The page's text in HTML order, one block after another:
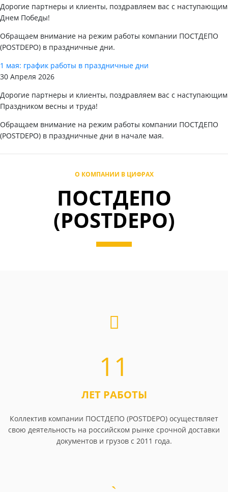
Дорогие партнеры и клиенты, поздравляем вас с наступающим
Днем Победы!
Обращаем внимание на режим работы компании ПОСТДЕПО
(POSTDEPO) в праздничные дни.
1 мая: график работы в праздничные дни
30 Апреля 2026
Дорогие партнеры и клиенты, поздравляем вас с наступающим
Праздником весны и труда!
Обращаем внимание на режим работы компании ПОСТДЕПО
(POSTDEPO) в праздничные дни в начале мая.
О КОМПАНИИ В ЦИФРАХ
ПОСТДЕПО
(POSTDEPO)
11
ЛЕТ РАБОТЫ
Коллектив компании ПОСТДЕПО (POSTDEPO) осуществляет
свою деятельность на российском рынке срочной доставки
документов и грузов с 2011 года.